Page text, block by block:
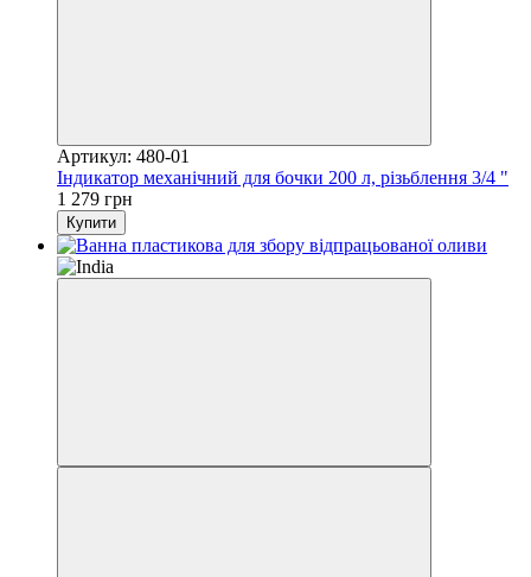
Артикул: 480-01
Індикатор механічний для бочки 200 л, різьблення 3/4 "
1 279 грн
Купити